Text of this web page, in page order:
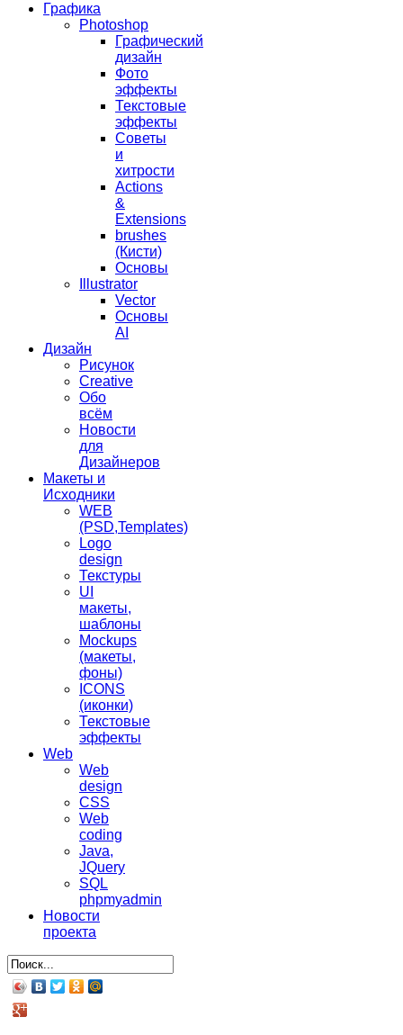
Графика
Photoshop
Графический
дизайн
Фото
эффекты
Текстовые
эффекты
Советы
и
хитрости
Actions
&
Extensions
brushes
(Кисти)
Основы
Illustrator
Vector
Основы
AI
Дизайн
Рисунок
Creative
Обо
всём
Новости
для
Дизайнеров
Макеты и
Исходники
WEB
(PSD,Templates)
Logo
design
Текстуры
UI
макеты,
шаблоны
Mockups
(макеты,
фоны)
ICONS
(иконки)
Текстовые
эффекты
Web
Web
design
CSS
Web
coding
Java,
JQuery
SQL
phpmyadmin
Новости
проекта